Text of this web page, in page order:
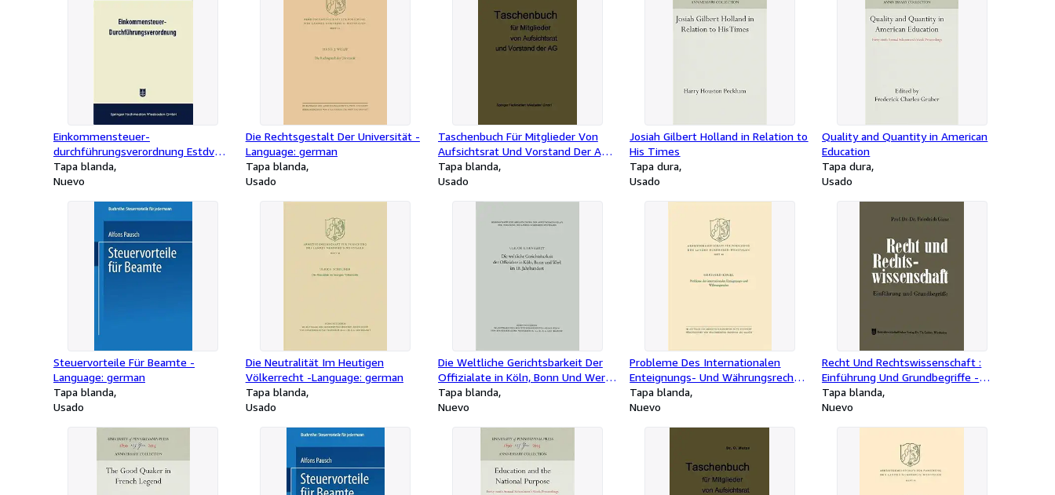
Einkommensteuer-
durchführungsverordnung Estdv
1957 : Unter Berücksichtigung Der
2. Änderungsverordnung Vom 7. 2.
Tapa blanda
Nuevo
Die Rechtsgestalt Der Universität -
Language: german
Tapa blanda
Usado
Taschenbuch Für Mitglieder Von
Aufsichtsrat Und Vorstand Der Ag -
Language: german
Tapa blanda
Usado
Josiah Gilbert Holland in Relation to
His Times
Tapa dura
Usado
Quality and Quantity in American
Education
Tapa dura
Usado
Steuervorteile Für Beamte -
Language: german
Tapa blanda
Usado
Die Neutralität Im Heutigen
Völkerrecht -Language: german
Tapa blanda
Usado
Die Weltliche Gerichtsbarkeit Der
Offizialate in Köln, Bonn Und Werl
Im 18. Jahrhundert -Language:
german
Tapa blanda
Nuevo
Probleme Des Internationalen
Enteignungs- Und Währungsrechts
-Language: german
Tapa blanda
Nuevo
Recht Und Rechtswissenschaft :
Einführung Und Grundbegriffe -
Language: german
Tapa blanda
Nuevo